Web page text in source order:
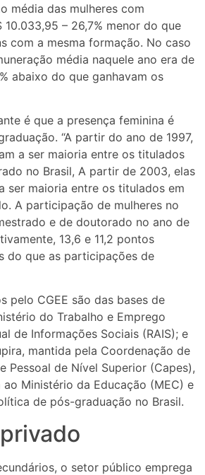
média das mulheres com
10.033,95 – 26,7% menor do que
com a mesma formação. No caso
média naquele ano era de
abaixo do que ganhavam os
é que a presença feminina é
“A partir do ano de 1997,
a ser maioria entre os titulados
no Brasil, A partir de 2003, elas
ser maioria entre os titulados em
A participação de mulheres no
e de doutorado no ano de
13,6 e 11,2 pontos
do que as participações de
pelo CGEE são das bases de
do Trabalho e Emprego
de Informações Sociais (RAIS); e
mantida pela Coordenação de
Pessoal de Nível Superior (Capes),
Ministério da Educação (MEC) e
de pós-graduação no Brasil.
o setor público emprega